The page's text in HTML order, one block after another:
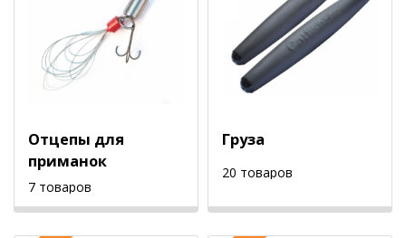
Отцепы для
приманок
7 товаров
Груза
20 товаров